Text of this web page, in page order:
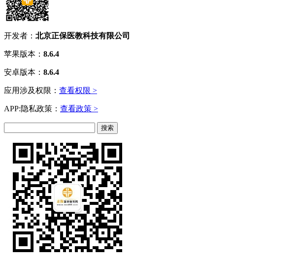
开发者： 北京正保医教科技有限公司
苹果版本： 8.6.4
安卓版本： 8.6.4
应用涉及权限： 查看权限 >
APP:隐私政策： 查看政策 >